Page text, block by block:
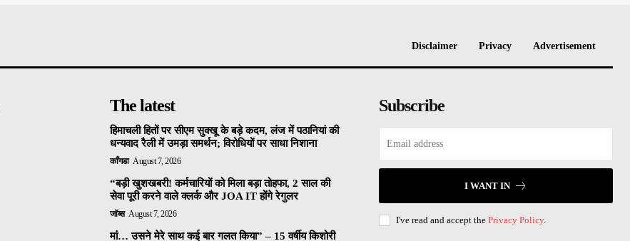
Disclaimer Privacy Advertisement
The latest
हिमाचली हितों पर सीएम सुक्खू के बड़े कदम, लंज में पठानियां की
धन्यवाद रैली में उमड़ा समर्थन; विरोधियों पर साधा निशाना
काँगडा August 7, 2026
“बड़ी खुशखबरी! कर्मचारियों को मिला बड़ा तोहफा, 2 साल की
सेवा पूरी करने वाले क्लर्क और JOA IT होंगे रेगुलर
जॉब्स August 7, 2026
मां… उसने मेरे साथ कई बार गलत किया” – 15 वर्षीय किशोरी
Subscribe
I WANT IN
I've read and accept the Privacy Policy.